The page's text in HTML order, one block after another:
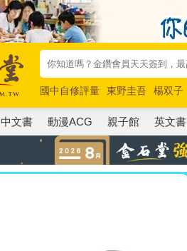
國中自修評量 東野圭吾 楊双子
唯紅花綻放
奧德賽 路邊攤新作
中文書 動漫ACG 親子館 英文書